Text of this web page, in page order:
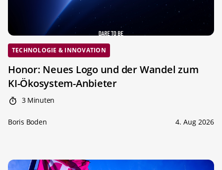
TECHNOLOGIE & INNOVATION
Honor: Neues Logo und der Wandel zum
KI-Ökosystem-Anbieter
3 Minuten
Boris Boden 4. Aug 2026